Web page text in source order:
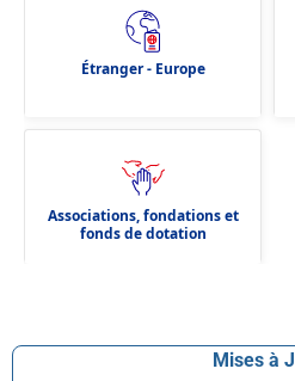
Mises à
Étranger - Europe
Associations, fondations et
fonds de dotation